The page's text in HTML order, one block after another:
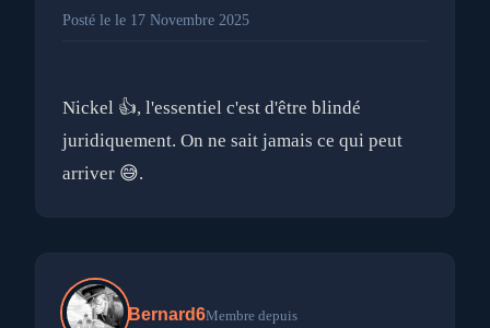
Posté le le 17 Novembre 2025
Nickel 👍, l'essentiel c'est d'être blindé
juridiquement. On ne sait jamais ce qui peut
Bernard6Membre depuis